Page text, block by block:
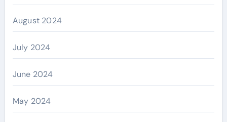
August 2024
July 2024
June 2024
May 2024